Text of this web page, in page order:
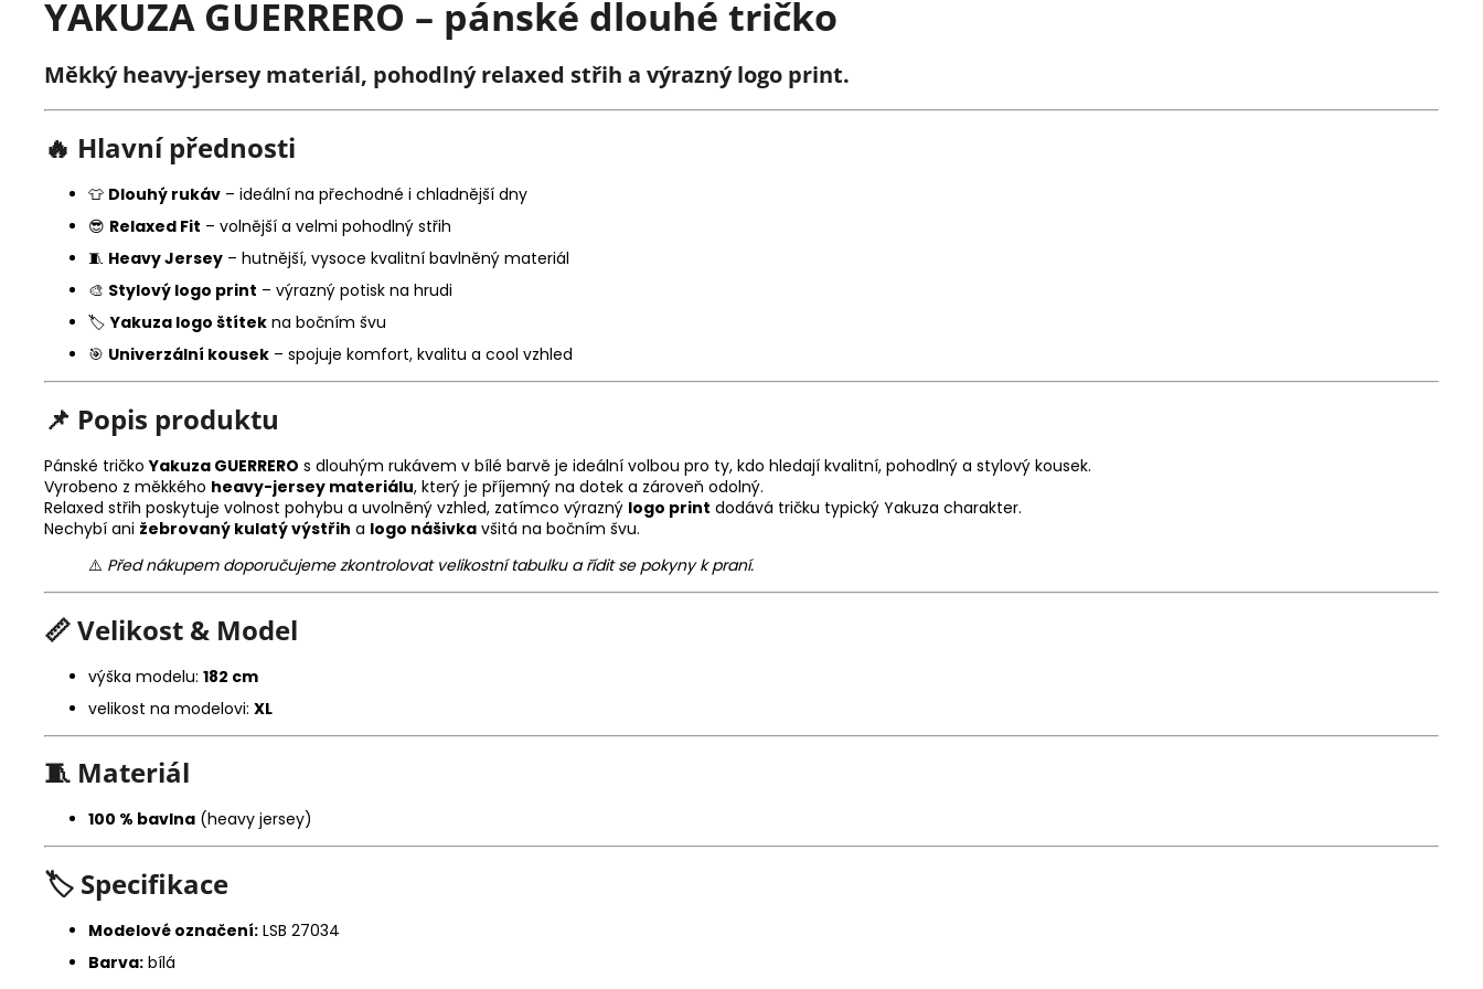
YAKUZA GUERRERO – pánské dlouhé tričko
Měkký heavy-jersey materiál, pohodlný relaxed střih a výrazný logo print.
🔥 Hlavní přednosti
👕 Dlouhý rukáv – ideální na přechodné i chladnější dny
😎 Relaxed Fit – volnější a velmi pohodlný střih
🧵 Heavy Jersey – hutnější, vysoce kvalitní bavlněný materiál
🎨 Stylový logo print – výrazný potisk na hrudi
🏷️Yakuza logo štítek na bočním švu
🎯 Univerzální kousek – spojuje komfort, kvalitu a cool vzhled
📌 Popis produktu
Pánské tričkoYakuza GUERRERO s dlouhým rukávem v bílé barvě je ideální volbou pro ty, kdo hledají kvalitní, pohodlný a stylový kousek.
Vyrobeno z měkkého heavy-jersey materiálu, který je příjemný na dotek a zároveň odolný.
Relaxed střih poskytuje volnost pohybu a uvolněný vzhled, zatímco výrazný logo print dodává tričku typický Yakuza charakter.
Nechybí ani žebrovaný kulatý výstřih a logo nášivka všitá na bočním švu.
⚠️ Před nákupem doporučujeme zkontrolovat velikostní tabulku a řídit se pokyny k praní.
📏Velikost & Model
výška modelu: 182 cm
velikost na modelovi: XL
🧵 Materiál
100 % bavlna (heavy jersey)
🏷️ Specifikace
Modelové označení: LSB 27034
Barva: bílá